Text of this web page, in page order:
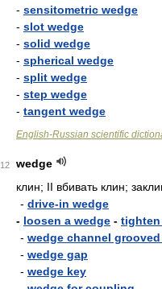
- sensitometric wedge
- slot wedge
- solid wedge
- spherical wedge
- split wedge
- step wedge
- tangent wedge
English-Russian scientific
12
wedge
клин; II вбивать клин;
- drive-in wedge
- loosen a wedge - tighten
- wedge channel
- wedge gap
- wedge key